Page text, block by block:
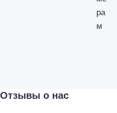
Отзывы о нас